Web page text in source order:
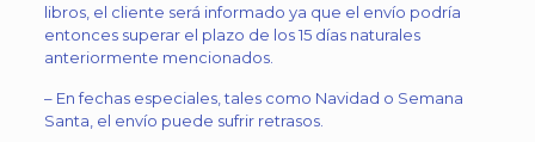
libros, el cliente será informado ya que el envío podría
entonces superar el plazo de los 15 días naturales
anteriormente mencionados.
– En fechas especiales, tales como Navidad o Semana
Santa, el envío puede sufrir retrasos.